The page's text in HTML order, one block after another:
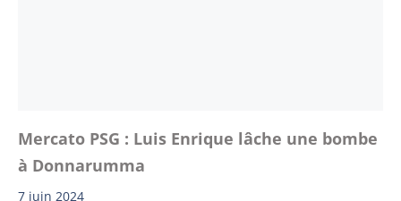
Mercato PSG : Luis Enrique lâche une bombe
à Donnarumma
7 juin 2024